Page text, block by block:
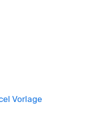
Vorlage